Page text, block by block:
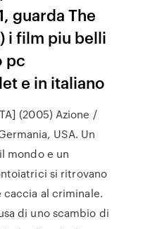
guarda The
i film piu belli
pc
e in italiano
(2005) Azione /
USA. Un
mondo e un
si ritrovano
al criminale.
di uno scambio di